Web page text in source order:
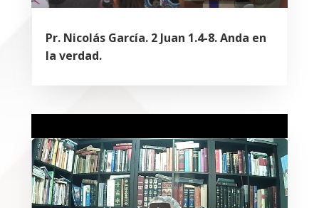
Pr. Nicolás García. 2 Juan 1.4-8. Anda en
la verdad.